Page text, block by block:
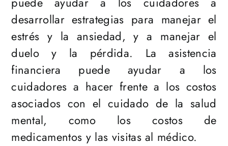
desarrollar estrategias para manejar el
estrés y la ansiedad, y a manejar el
duelo y la pérdida. La asistencia
financiera puede ayudar a los
cuidadores a hacer frente a los costos
asociados con el cuidado de la salud
mental, como los costos de
medicamentos y las visitas al médico.